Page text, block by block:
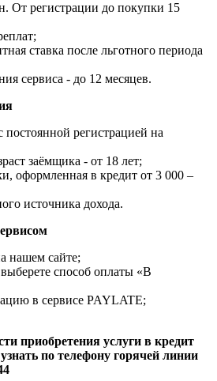
От регистрации до покупки 15
ставка после льготного периода
сервиса - до 12 месяцев.
регистрацией на
заёмщика - от 18 лет;
оформленная в кредит от 3 000 –
источника дохода.
нашем сайте;
способ оплаты «В
в сервисе PAYLATE;
приобретения услуги в кредит
по телефону горячей линии